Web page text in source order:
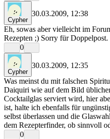
Cypher
30.03.2009, 12:38
Eh, sowas aber vielleicht im
Rezepten ;) Sorry für Doppelpost.
0
Cypher
30.03.2009, 12:35
Was meinst du mit falschen
Daiquiri wie auf dem Bild
Cocktailglas serviert wird, hier
ist, halte ich ebenfalls für
selbst überlassen und die
dem Rezepterfinder, ob sinnvoll
0